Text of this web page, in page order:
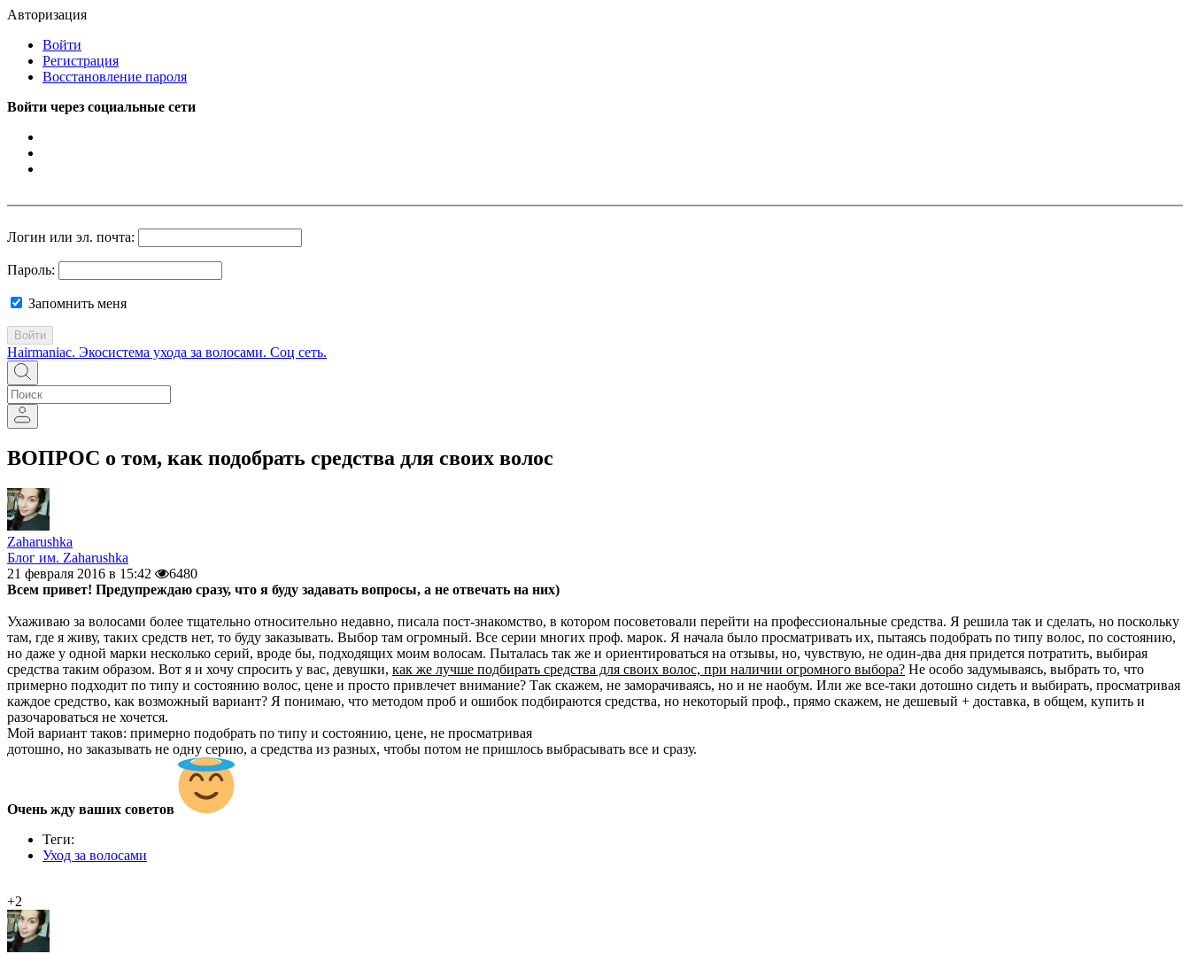
Авторизация
Войти
Регистрация
Восстановление пароля
Войти через социальные сети
Логин или эл. почта:
Пароль:
Запомнить меня
Войти
Hairmaniac. Экосистема ухода за волосами. Соц сеть.
ВОПРОС о том, как подобрать средства для своих волос
Zaharushka
Блог им. Zaharushka
21 февраля 2016 в 15:42
6480
Всем привет! Предупреждаю сразу, что я буду задавать вопросы, а не отвечать на них)
Ухаживаю за волосами более тщательно относительно недавно, писала пост-знакомство, в котором посоветовали перейти на профессиональные средства. Я решила так и сделать, но поскольку
там, где я живу, таких средств нет, то буду заказывать. Выбор там огромный. Все серии многих проф. марок. Я начала было просматривать их, пытаясь подобрать по типу волос, по состоянию,
но даже у одной марки несколько серий, вроде бы, подходящих моим волосам. Пыталась так же и ориентироваться на отзывы, но, чувствую, не один-два дня придется потратить, выбирая
средства таким образом. Вот я и хочу спросить у вас, девушки, как же лучше подбирать средства для своих волос, при наличии огромного выбора? Не особо задумываясь, выбрать то, что
примерно подходит по типу и состоянию волос, цене и просто привлечет внимание? Так скажем, не заморачиваясь, но и не наобум. Или же все-таки дотошно сидеть и выбирать, просматривая
каждое средство, как возможный вариант? Я понимаю, что методом проб и ошибок подбираются средства, но некоторый проф., прямо скажем, не дешевый + доставка, в общем, купить и
разочароваться не хочется.
Мой вариант таков: примерно подобрать по типу и состоянию, цене, не просматривая
дотошно, но заказывать не одну серию, а средства из разных, чтобы потом не пришлось выбрасывать все и сразу.
Очень жду ваших советов
Теги:
Уход за волосами
+2